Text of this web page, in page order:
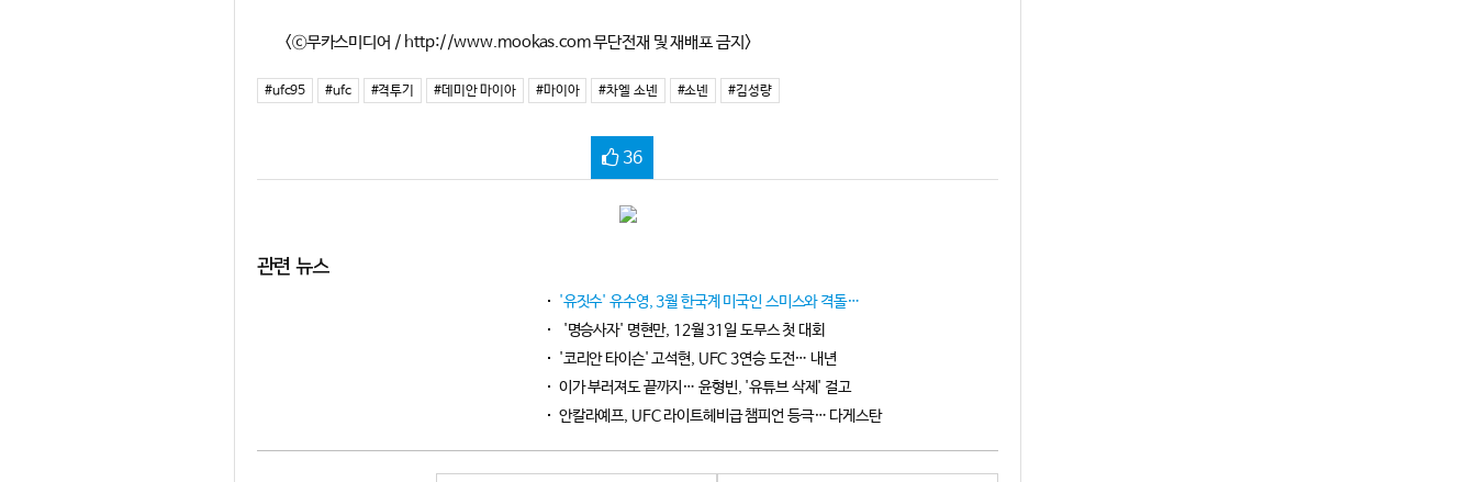
<ⓒ무카스미디어 / http://www.mookas.com 무단전재 및 재배포 금지>
#ufc95 #ufc #격투기 #데미안 마이아 #마이아 #차엘 소넨 #소넨 #김성량
36
관련 뉴스
'유짓수' 유수영, 3월 한국계 미국인 스미스와 격돌…
'명승사자' 명현만, 12월 31일 도무스 첫 대회
'코리안 타이슨' 고석현, UFC 3연승 도전… 내년
이가 부러져도 끝까지… 윤형빈, '유튜브 삭제' 걸고
안칼라예프, UFC 라이트헤비급 챔피언 등극… 다게스탄